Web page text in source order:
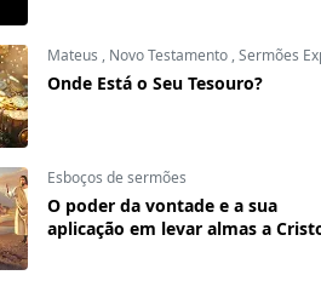
Mateus , Novo Testamento ,Sermões
Onde Está o Seu Tesouro?
Esboços de sermões
O poder da vontade e a sua
aplicação em levar almas a